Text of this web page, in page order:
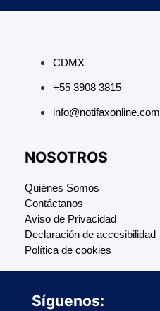
CDMX
+55 3908 3815
info@notifaxonline.com
NOSOTROS
Quiénes Somos
Contáctanos
Aviso de Privacidad
Declaración de accesibilidad
Política de cookies
Síguenos: